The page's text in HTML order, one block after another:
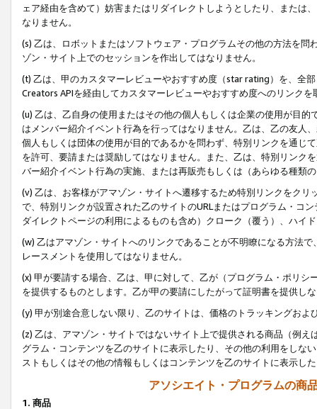
ェア経由を含めて）妨害またはリダイレクトしようとしたり、または
なりません。
(s) 乙は、ロボットまたはソフトウェア・プログラムその他の方法を
ゾン・サイト上でのセッションを作出してはなりません。
(t) 乙は、甲のカスタマーレビューやおすすめ度（star rating）を、全
Creators APIを経由してカスタマーレビューやおすすめ度へのリンクを
(u) 乙は、乙自身の使用またはその他の個人もしくは企業の使用が目
はメンバー紹介イベント行為を行ってはなりません。乙は、乙の友人
個人もしくは団体の使用が目的であるかを問わず、特別リンクを通じ
を許可、要請または奨励してはなりません。また、乙は、特別リンク
バー紹介イベント行為の実施、または再販売もしくは（あらゆる種類
(v) 乙は、お客様がアマゾン・サイトへ遷移するため特別リンクをク
で、特別リンクが設置された乙のサイトのURLまたはプログラム・コ
ダイレクトページの利用によるものも含め）クローク（覆う）、ハイ
(w) 乙はアマゾン・サイトへのリンクであることが不明瞭になる方法
レースメントを使用してはなりません。
(x) 甲が要請する場合、乙は、甲に対して、乙が（プログラム・ポリ
を提供するものとします。乙が甲の要請にしたがって証明書を提供し
(y) 甲が別途合意しない限り、乙のサイトは、価格のトラッキングお
(z) 乙は、アマゾン・サイトではないサイト上で提供される商品（例
グラム・コンテンツを乙のサイトに表示したり、その他の利用をしな
ストもしくはその他の情報もしくはコンテンツを乙のサイトに表示し
アソシエイト・プログラムの商
1. 商品